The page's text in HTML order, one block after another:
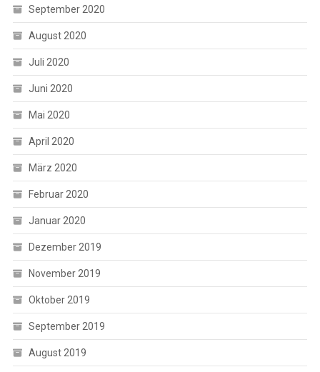
September 2020
August 2020
Juli 2020
Juni 2020
Mai 2020
April 2020
März 2020
Februar 2020
Januar 2020
Dezember 2019
November 2019
Oktober 2019
September 2019
August 2019